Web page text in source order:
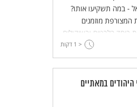
- במה תשקיעו אותו?
המצורפת מוזמנים
ביחד בלבטים ובשיקולים
שקיבלו מאביהם סכום
מצגת זו אולי תסייע
< 1 דקות
היהודים במאתיים